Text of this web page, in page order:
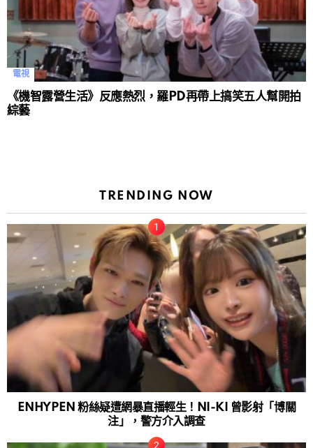
電視
《機智露營生活》反應熱烈，羅PD再帶上搞笑五人幫開拍
綜藝
TRENDING NOW
ENHYPEN 粉絲疑遭網暴直播輕生！NI-KI 曾影射「博關
注」，警方介入調查